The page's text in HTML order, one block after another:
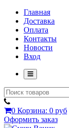
Главная
Доставка
Оплата
Контакты
Новости
Вход
0 Корзина: 0 руб
Оформить заказ